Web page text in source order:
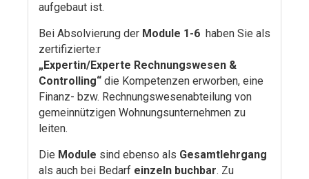
aufgebaut ist.
Bei Absolvierung der Module 1-6 haben Sie als
zertifizierte:r
„Expertin/Experte Rechnungswesen &
Controlling“ die Kompetenzen erworben, eine
Finanz- bzw. Rechnungswesenabteilung von
gemeinnützigen Wohnungsunternehmen zu
leiten.
Die Module sind ebenso als Gesamtlehrgang
als auch bei Bedarf einzeln buchbar. Zu